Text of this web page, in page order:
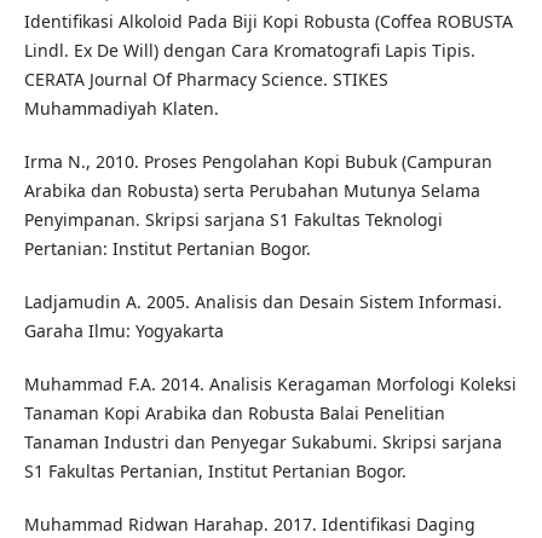
Identifikasi Alkoloid Pada Biji Kopi Robusta (Coffea ROBUSTA
Lindl. Ex De Will) dengan Cara Kromatografi Lapis Tipis.
CERATA Journal Of Pharmacy Science. STIKES
Muhammadiyah Klaten.
Irma N., 2010. Proses Pengolahan Kopi Bubuk (Campuran
Arabika dan Robusta) serta Perubahan Mutunya Selama
Penyimpanan. Skripsi sarjana S1 Fakultas Teknologi
Pertanian: Institut Pertanian Bogor.
Ladjamudin A. 2005. Analisis dan Desain Sistem Informasi.
Garaha Ilmu: Yogyakarta
Muhammad F.A. 2014. Analisis Keragaman Morfologi Koleksi
Tanaman Kopi Arabika dan Robusta Balai Penelitian
Tanaman Industri dan Penyegar Sukabumi. Skripsi sarjana
S1 Fakultas Pertanian, Institut Pertanian Bogor.
Muhammad Ridwan Harahap. 2017. Identifikasi Daging